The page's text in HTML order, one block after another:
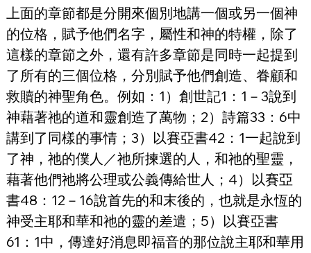
上面的章節都是分開來個別地講一個或另一個神
的位格，賦予他們名字，屬性和神的特權，除了
這樣的章節之外，還有許多章節是同時一起提到
了所有的三個位格，分別賦予他們創造、眷顧和
救贖的神聖角色。例如：1）創世記1：1－3說到
神藉著祂的道和靈創造了萬物；2）詩篇33：6中
講到了同樣的事情；3）以賽亞書42：1一起說到
了神，祂的僕人／祂所揀選的人，和祂的聖靈，
藉著他們祂將公理或公義傳給世人；4）以賽亞
書48：12－16說首先的和末後的，也就是永恆的
神受主耶和華和祂的靈的差遣；5）以賽亞書
61：1中，傳達好消息即福音的那位說主耶和華用